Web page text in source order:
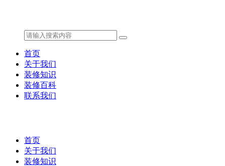
首页
关于我们
装修知识
装修百科
联系我们
首页
关于我们
装修知识